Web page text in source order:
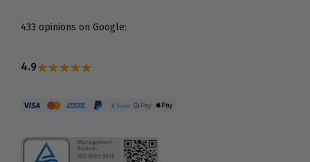
433 opinions on Google:
4.9